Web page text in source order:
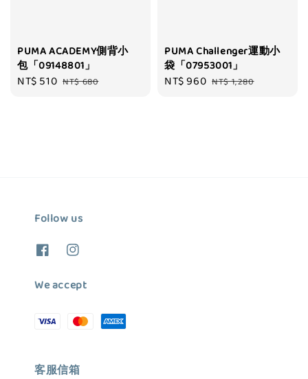
PUMA ACADEMY側背小
包「09148801」
Sale
NT$ 510 Regular
NT$ 680
PUMA Challenger運動小
袋「07953001」
Sale
NT$ 960 Regular
NT$ 1,280
Follow us
We accept
客服信箱